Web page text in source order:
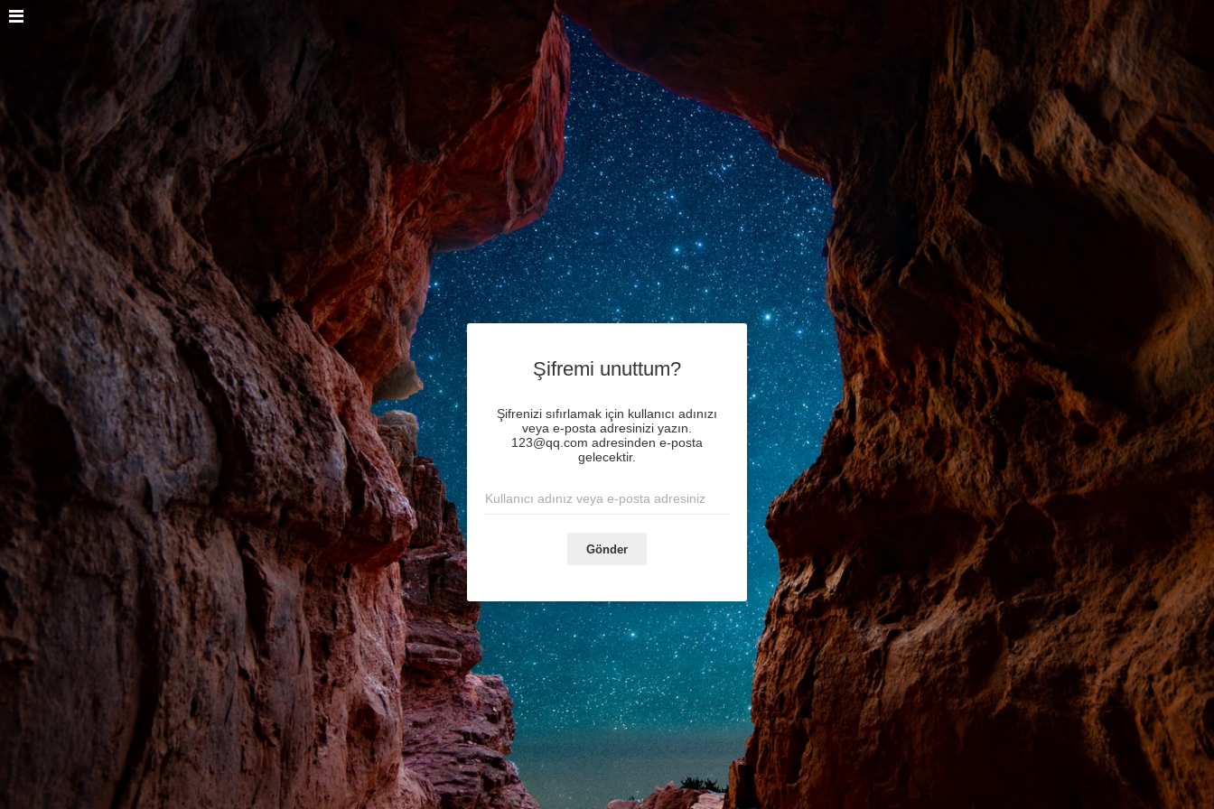
Şifremi unuttum?
Şifrenizi sıfırlamak için kullanıcı adınızı
veya e-posta adresinizi yazın.
123@qq.com adresinden e-posta
gelecektir.
Gönder